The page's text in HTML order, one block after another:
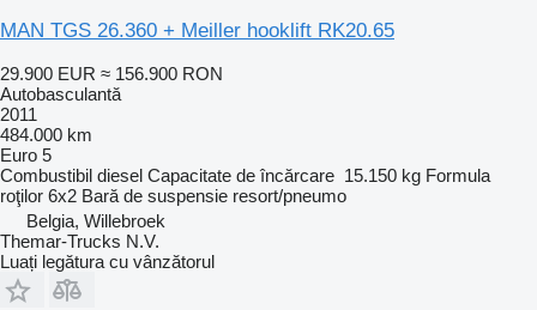
MAN TGS 26.360 + Meiller hooklift RK20.65
29.900 EUR ≈ 156.900 RON
Autobasculantă
2011
484.000 km
Euro 5
Combustibil diesel Capacitate de încărcare 15.150 kg Formula
roţilor 6x2 Bară de suspensie resort/pneumo
Belgia, Willebroek
Themar-Trucks N.V.
Luați legătura cu vânzătorul